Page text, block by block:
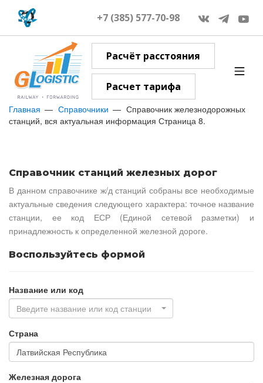
+7 (385) 577-70-98
Расчёт расстояния
Расчет тарифа
Главная Справочники
Справочник железнодорожных
станций, вся актуальная информация Страница 8.
Справочник станций железных дорог
В данном справочнике ж/д станций собраны все необходимые
актуальные сведения следующего характера: точное название
станции, ее код ЕСР (Единой сетевой разметки) и
принадлежность к определенной железной дороге.
Воспользуйтесь формой
Название или код
Введите название или код станции
Страна
Железная дорога